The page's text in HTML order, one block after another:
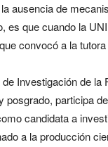
ausencia de
es que cuando la
convocó a la
Investigación de la
participa
candidata a
a la producción